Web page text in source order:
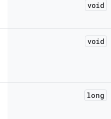
void
void
long